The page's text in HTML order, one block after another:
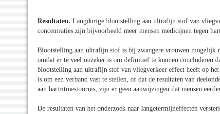
Resultaten. Langdurige blootstelling aan ultrafijn stof van
concentraties zijn bijvoorbeeld meer mensen medicijnen tegen
Blootstelling aan ultrafijn stof is bij zwangere vrouwen mogelijk
omdat er te veel onzeker is om definitief te kunnen concluderen
blootstelling aan ultrafijn stof van vliegverkeer effect heeft op
is om een verband vast te stellen, of dat de resultaten van
aan hartritmestoornis, zijn er geen aanwijzingen dat mensen
De resultaten van het onderzoek naar langetermijneffecten